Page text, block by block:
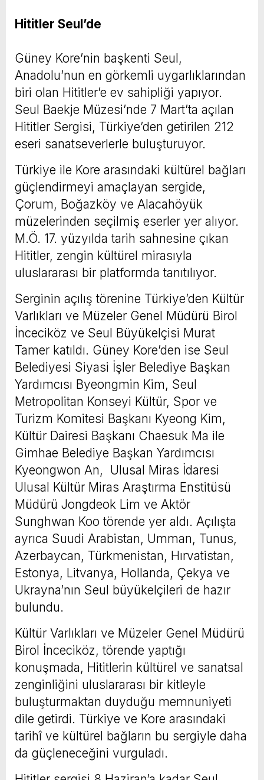
Hititler Seul’de
Güney Kore’nin başkenti Seul,
Anadolu’nun en görkemli uygarlıklarından
biri olan Hititler’e ev sahipliği yapıyor.
Seul Baekje Müzesi’nde 7 Mart’ta açılan
Hititler Sergisi, Türkiye’den getirilen 212
eseri sanatseverlerle buluşturuyor.
Türkiye ile Kore arasındaki kültürel bağları
güçlendirmeyi amaçlayan sergide,
Çorum, Boğazköy ve Alacahöyük
müzelerinden seçilmiş eserler yer alıyor.
M.Ö. 17. yüzyılda tarih sahnesine çıkan
Hititler, zengin kültürel mirasıyla
uluslararası bir platformda tanıtılıyor.
Serginin açılış törenine Türkiye’den Kültür
Varlıkları ve Müzeler Genel Müdürü Birol
İnceciköz ve Seul Büyükelçisi Murat
Tamer katıldı. Güney Kore’den ise Seul
Belediyesi Siyasi İşler Belediye Başkan
Yardımcısı Byeongmin Kim, Seul
Metropolitan Konseyi Kültür, Spor ve
Turizm Komitesi Başkanı Kyeong Kim,
Kültür Dairesi Başkanı Chaesuk Ma ile
Gimhae Belediye Başkan Yardımcısı
Kyeongwon An, Ulusal Miras İdaresi
Ulusal Kültür Miras Araştırma Enstitüsü
Müdürü Jongdeok Lim ve Aktör
Sunghwan Koo törende yer aldı. Açılışta
ayrıca Suudi Arabistan, Umman, Tunus,
Azerbaycan, Türkmenistan, Hırvatistan,
Estonya, Litvanya, Hollanda, Çekya ve
Ukrayna’nın Seul büyükelçileri de hazır
bulundu.
Kültür Varlıkları ve Müzeler Genel Müdürü
Birol İnceciköz, törende yaptığı
konuşmada, Hititlerin kültürel ve sanatsal
zenginliğini uluslararası bir kitleyle
buluşturmaktan duyduğu memnuniyeti
dile getirdi. Türkiye ve Kore arasındaki
tarihî ve kültürel bağların bu sergiyle daha
da güçleneceğini vurguladı.